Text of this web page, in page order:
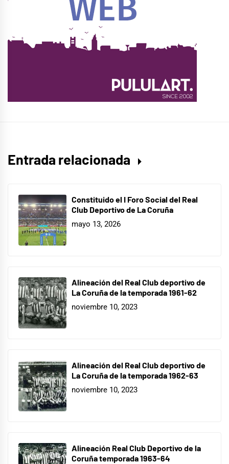
Entrada relacionada
Constituido el I Foro Social del Real
Club Deportivo de La Coruña
mayo 13, 2026
Alineación del Real Club deportivo de
La Coruña de la temporada 1961-62
noviembre 10, 2023
Alineación del Real Club deportivo de
La Coruña de la temporada 1962-63
noviembre 10, 2023
Alineación Real Club Deportivo de la
Coruña temporada 1963-64